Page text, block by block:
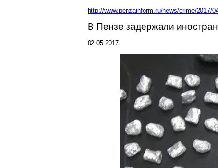
http://www.penzainform.ru/news/crime/2017/
В Пензе задержали
02.05.2017